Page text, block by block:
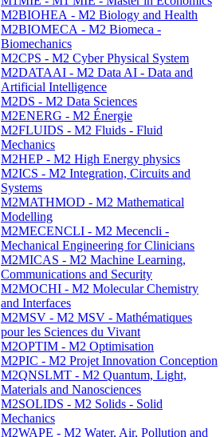
M2BIOHEA - M2 Biology and Health
M2BIOMECA - M2 Biomeca -
Biomechanics
M2CPS - M2 Cyber Physical System
M2DATAAI - M2 Data AI - Data and
Artificial Intelligence
M2DS - M2 Data Sciences
M2ENERG - M2 Énergie
M2FLUIDS - M2 Fluids - Fluid
Mechanics
M2HEP - M2 High Energy physics
M2ICS - M2 Integration, Circuits and
Systems
M2MATHMOD - M2 Mathematical
Modelling
M2MECENCLI - M2 Mecencli -
Mechanical Engineering for Clinicians
M2MICAS - M2 Machine Learning,
Communications and Security
M2MOCHI - M2 Molecular Chemistry
and Interfaces
M2MSV - M2 MSV - Mathématiques
pour les Sciences du Vivant
M2OPTIM - M2 Optimisation
M2PIC - M2 Projet Innovation Conception
M2QNSLMT - M2 Quantum, Light,
Materials and Nanosciences
M2SOLIDS - M2 Solids - Solid
Mechanics
M2WAPE - M2 Water, Air, Pollution and